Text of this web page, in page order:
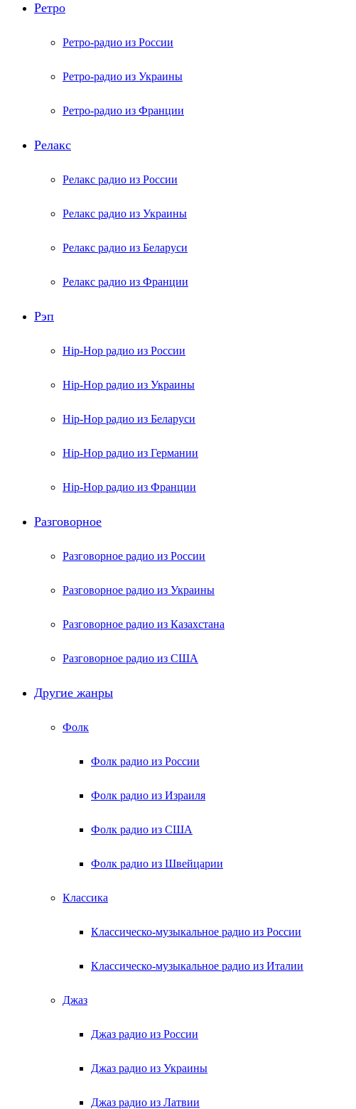
Ретро
Ретро-радио из России
Ретро-радио из Украины
Ретро-радио из Франции
Релакс
Релакс радио из России
Релакс радио из Украины
Релакс радио из Беларуси
Релакс радио из Франции
Рэп
Hip-Hop радио из России
Hip-Hop радио из Украины
Hip-Hop радио из Беларуси
Hip-Hop радио из Германии
Hip-Hop радио из Франции
Разговорное
Разговорное радио из России
Разговорное радио из Украины
Разговорное радио из Казахстана
Разговорное радио из США
Другие жанры
Фолк
Фолк радио из России
Фолк радио из Израиля
Фолк радио из США
Фолк радио из Швейцарии
Классика
Классическо-музыкальное радио из России
Классическо-музыкальное радио из Италии
Джаз
Джаз радио из России
Джаз радио из Украины
Джаз радио из Латвии